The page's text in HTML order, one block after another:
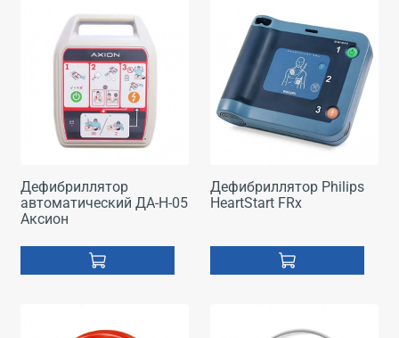
Дефибриллятор
автоматический ДА-Н-05
Аксион
Дефибриллятор Philips
HeartStart FRx